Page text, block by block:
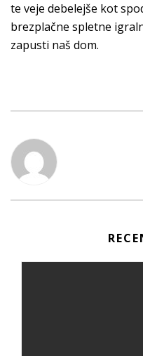
te veje debelejše kot
brezplačne spletne
zapusti naš dom.